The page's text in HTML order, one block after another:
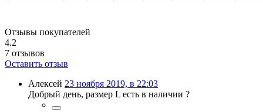
Отзывы покупателей
4.2
7 отзывов
Оставить отзыв
Алексей 23 ноября 2019, в 22:03
Добрый день, размер L есть в наличии ?